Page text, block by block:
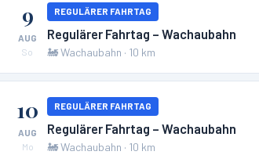
9
AUG
So
REGULÄRER FAHRTAG
Regulärer Fahrtag – Wachaubahn
🚂Wachaubahn · 10 km
10
AUG
Mo
REGULÄRER FAHRTAG
Regulärer Fahrtag – Wachaubahn
🚂Wachaubahn · 10 km